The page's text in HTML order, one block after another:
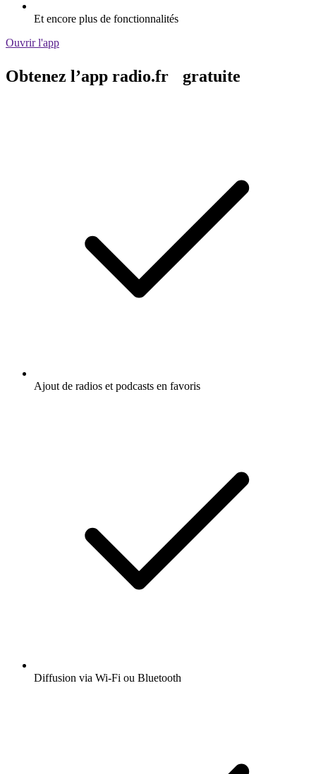
Et encore plus de fonctionnalités
Ouvrir l'app
Obtenez l’app radio.fr gratuite
Ajout de radios et podcasts en favoris
Diffusion via Wi-Fi ou Bluetooth